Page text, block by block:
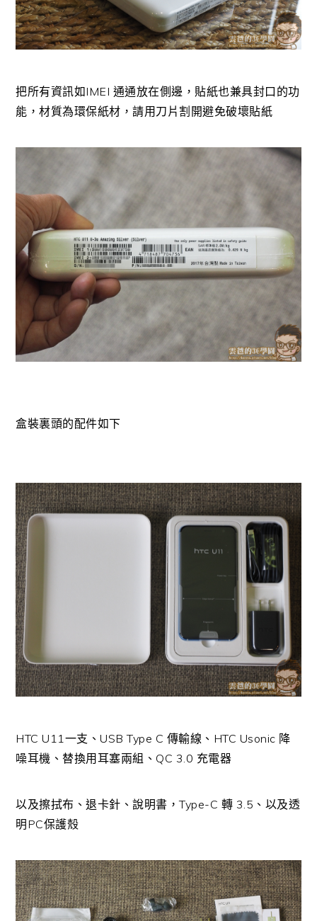
把所有資訊如IMEI 通通放在側邊，貼紙也兼具封口的功
能，材質為環保紙材，請用刀片割開避免破壞貼紙
盒裝裏頭的配件如下
HTC U11一支、USB Type C 傳輸線、HTC Usonic 降
噪耳機、替換用耳塞兩組、QC 3.0 充電器
以及擦拭布、退卡針、說明書，Type-C 轉 3.5、以及透
明PC保護殼